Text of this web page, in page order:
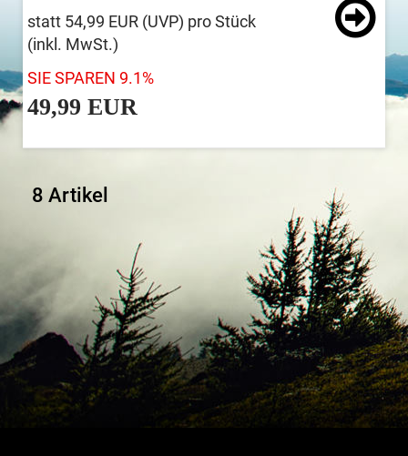
statt 54,99 EUR (UVP) pro Stück
(inkl. MwSt.)
SIE SPAREN 9.1%
49,99 EUR
8 Artikel